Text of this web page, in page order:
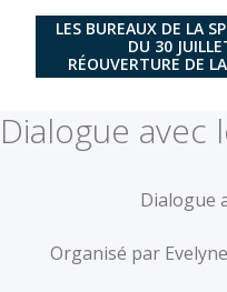
LES BUREAUX DE LA
DU 30
RÉOUVERTURE DE
Dialogue avec
Dialogue
Organisé par